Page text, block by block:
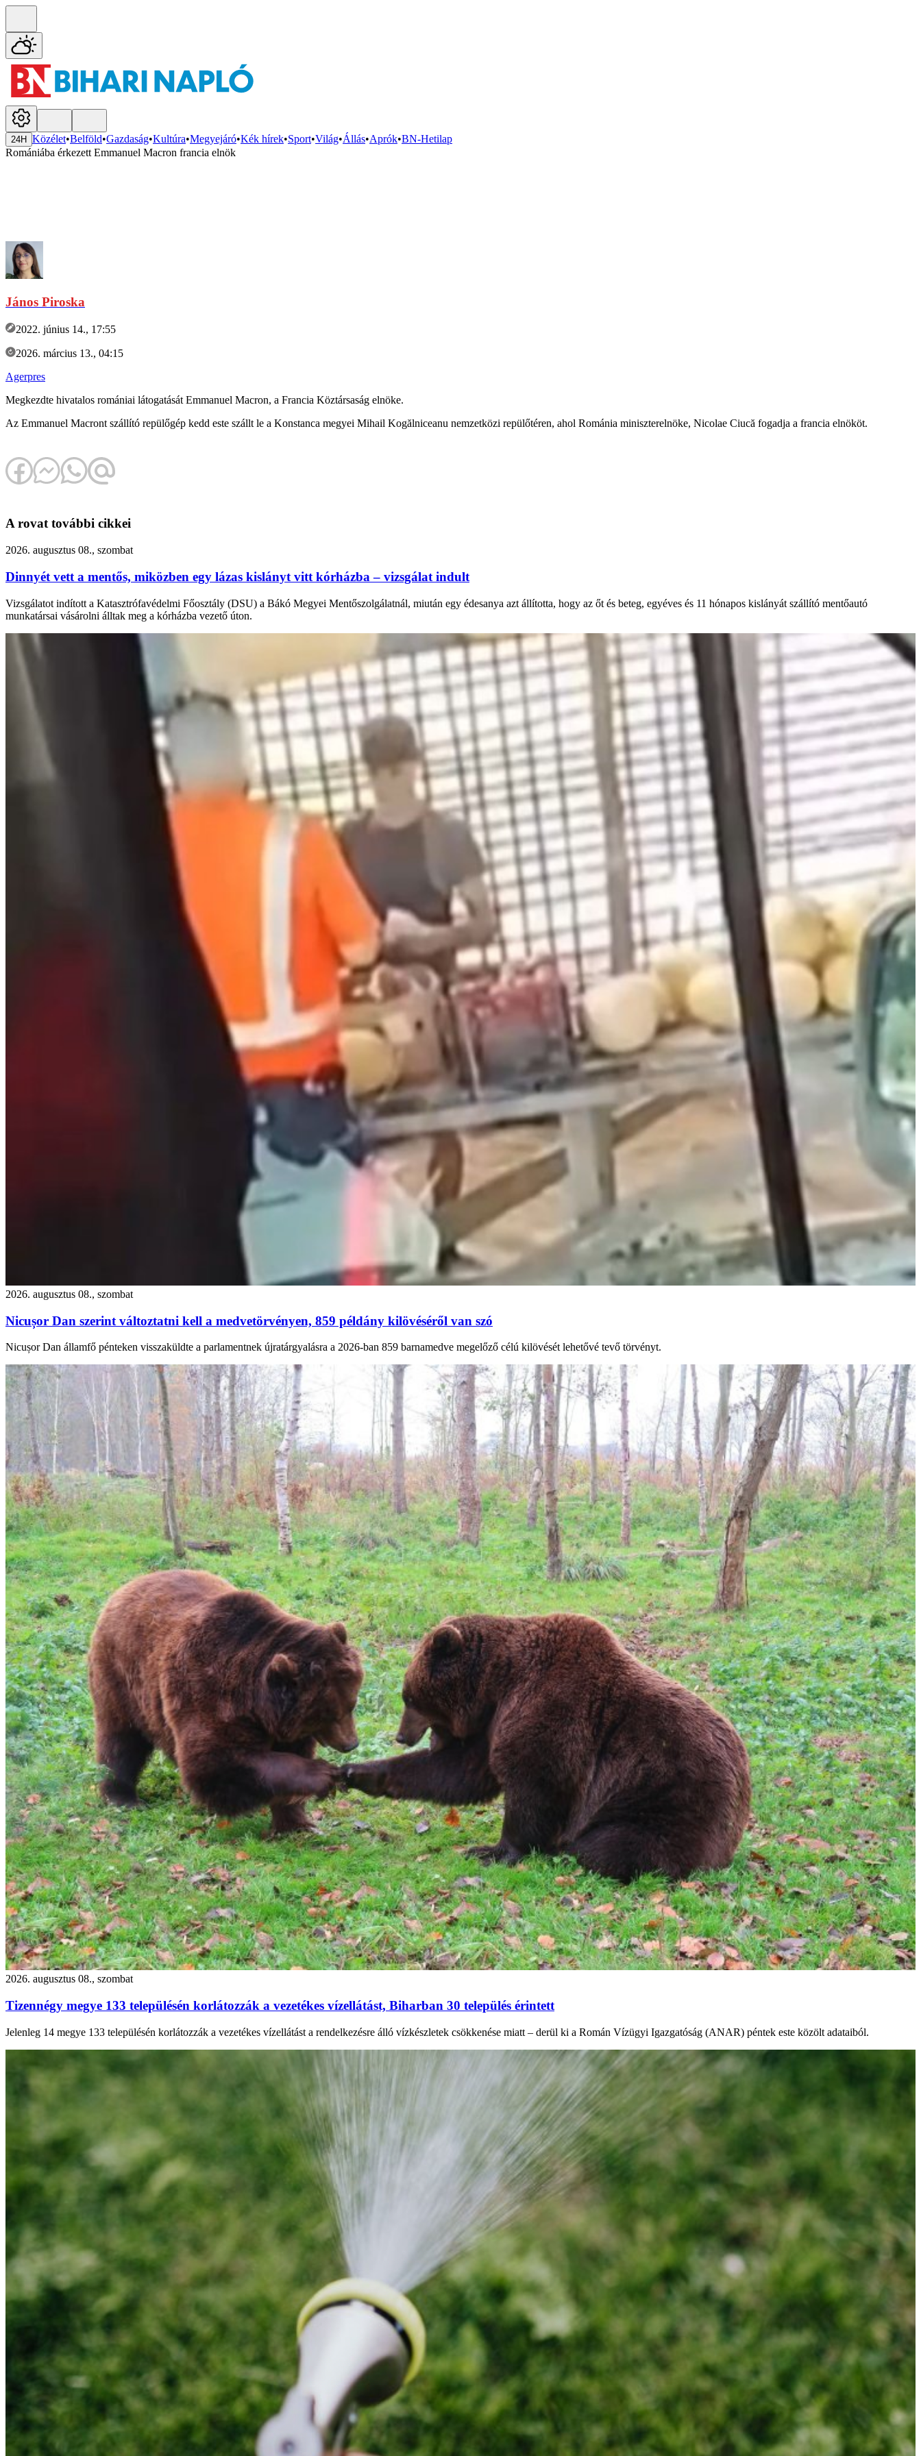
24H Közélet•Belföld•Gazdaság•Kultúra•Megyejáró•Kék hírek•Sport•Világ•Állás•Aprók•BN-Hetilap
Romániába érkezett Emmanuel Macron francia elnök
János Piroska
2022. június 14., 17:55
2026. március 13., 04:15
Agerpres
Megkezdte hivatalos romániai látogatását Emmanuel Macron, a Francia Köztársaság elnöke.
Az Emmanuel Macront szállító repülőgép kedd este szállt le a Konstanca megyei Mihail Kogălniceanu nemzetközi repülőtéren, ahol Románia miniszterelnöke, Nicolae Ciucă fogadja a francia elnököt.
A rovat további cikkei
2026. augusztus 08., szombat
Dinnyét vett a mentős, miközben egy lázas kislányt vitt kórházba – vizsgálat indult
Vizsgálatot indított a Katasztrófavédelmi Főosztály (DSU) a Bákó Megyei Mentőszolgálatnál, miután egy édesanya azt állította, hogy az őt és beteg, egyéves és 11 hónapos kislányát szállító mentőautó
munkatársai vásárolni álltak meg a kórházba vezető úton.
2026. augusztus 08., szombat
Nicușor Dan szerint változtatni kell a medvetörvényen, 859 példány kilövéséről van szó
Nicușor Dan államfő pénteken visszaküldte a parlamentnek újratárgyalásra a 2026-ban 859 barnamedve megelőző célú kilövését lehetővé tevő törvényt.
2026. augusztus 08., szombat
Tizennégy megye 133 településén korlátozzák a vezetékes vízellátást, Biharban 30 település érintett
Jelenleg 14 megye 133 településén korlátozzák a vezetékes vízellátást a rendelkezésre álló vízkészletek csökkenése miatt – derül ki a Román Vízügyi Igazgatóság (ANAR) péntek este közölt adataiból.